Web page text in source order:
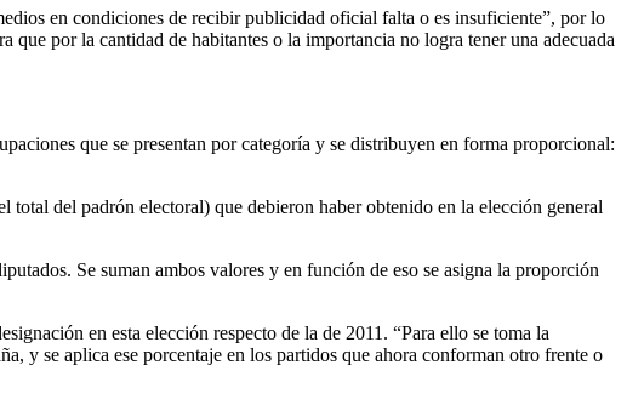
en condiciones de recibir publicidad oficial falta o es insuficiente”, por lo
que por la cantidad de habitantes o la importancia no logra tener una adecuada
que se presentan por categoría y se distribuyen en forma proporcional:
del padrón electoral) que debieron haber obtenido en la elección general
Se suman ambos valores y en función de eso se asigna la proporción
en esta elección respecto de la de 2011. “Para ello se toma la
y se aplica ese porcentaje en los partidos que ahora conforman otro frente o